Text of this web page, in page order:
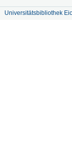
Universitätsbibliothek